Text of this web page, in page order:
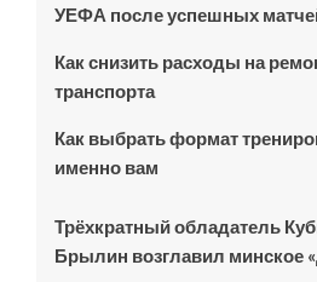
УЕФА после успешных
Как снизить расходы на
транспорта
Как выбрать формат
именно вам
Трёхкратный обладатель
Брылин возглавил минское